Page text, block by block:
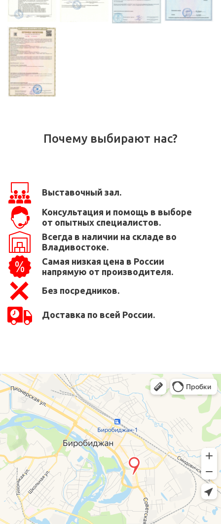
Почему выбирают нас?
Выставочный зал.
Консультация и помощь в выборе
от опытных специалистов.
Всегда в наличии на складе во
Владивостоке.
Самая низкая цена в России
напрямую от производителя.
Без посредников.
Доставка по всей России.